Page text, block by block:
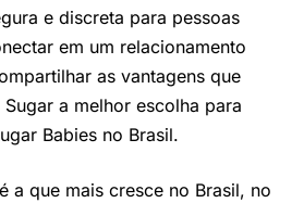
e discreta para pessoas
em um relacionamento
as vantagens que
a melhor escolha para
Babies no Brasil.
a que mais cresce no Brasil, no